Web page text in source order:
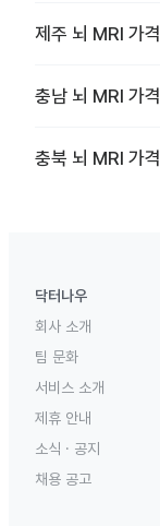
제주 뇌 MRI 가격
충남 뇌 MRI 가격
충북 뇌 MRI 가격
닥터나우
회사 소개
팀 문화
서비스 소개
제휴 안내
소식 · 공지
채용 공고